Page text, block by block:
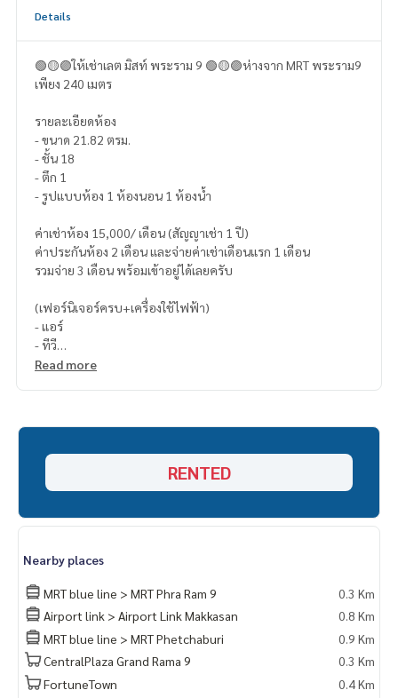
Details
🟢🟡🟣ให้เช่าเลต มิสท์ พระราม 9 🟢🟡🟣ห่างจาก MRT พระราม9
เพียง 240 เมตร
รายละเอียดห้อง
- ขนาด 21.82 ตรม.
- ชั้น 18
- ตึก 1
- รูปแบบห้อง 1 ห้องนอน 1 ห้องน้ำ
ค่าเช่าห้อง 15,000/ เดือน (สัญญาเช่า 1 ปี)
ค่าประกันห้อง 2 เดือน และจ่ายค่าเช่าเดือนแรก 1 เดือน
รวมจ่าย 3 เดือน พร้อมเข้าอยู่ได้เลยครับ
(เฟอร์นิเจอร์ครบ+เครื่องใช้ไฟฟ้า)
- แอร์
- ทีวี
- ตู้เย็น
รับฝาก ขาย-เช่า คอนโด บ้าน ที่ดิน อสังหาริมทรัพย์ ครับ
Read more
RENTED
Nearby places
MRT blue line > MRT Phra Ram 9
0.3 Km
Airport link > Airport Link Makkasan
0.8 Km
MRT blue line > MRT Phetchaburi
0.9 Km
CentralPlaza Grand Rama 9
0.3 Km
FortuneTown
0.4 Km